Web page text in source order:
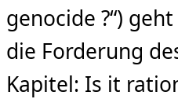
genocide ?“)
die Forderung
Kapitel: Is it